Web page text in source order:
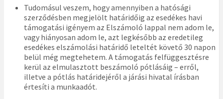
Tudomásul veszem, hogy amennyiben a hatósági
szerződésben megjelölt határidőig az esedékes havi
támogatási igényem az Elszámoló lappal nem adom le,
vagy hiányosan adom le, azt legkésőbb az eredetileg
esedékes elszámolási határidő leteltét követő 30 napon
belül még megtehetem. A támogatás felfüggesztésre
kerül az elmulasztott beszámoló pótlásáig – erről,
illetve a pótlás határidejéről a járási hivatal írásban
értesíti a munkaadót.